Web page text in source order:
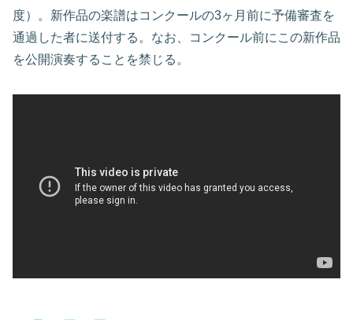
度）。新作品の楽譜はコンクールの3ヶ月前に予備審査を
通過した者に送付する。なお、コンクール前にこの新作品
を公開演奏することを禁じる。